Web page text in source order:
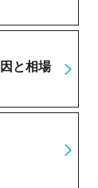
と相場